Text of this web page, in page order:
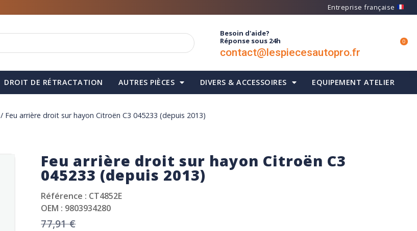
Entreprise française
Besoin d'aide?
Réponse sous 24h
contact@lespiecesautopro.fr
0
DROIT DE RÉTRACTATION AUTRES PIÈCES DIVERS & ACCESSOIRES EQUIPEMENT ATELIER
/ Feu arrière droit sur hayon Citroën C3 045233 (depuis 2013)
Feu arrière droit sur hayon Citroën C3
045233 (depuis 2013)
Référence : CT4852E
OEM : 9803934280
77,91€